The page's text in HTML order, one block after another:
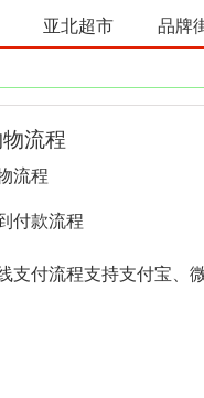
亚北超市 品牌
流程
流程
付款流程
支付流程支持支付宝、